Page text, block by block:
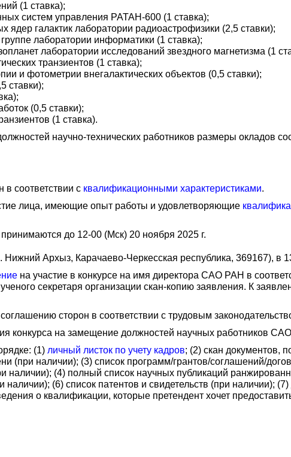
(1 ставка);
систем управления РАТАН-600 (1 ставка);
ядер галактик лаборатории радиоастрофизики (2,5 ставки);
лаборатории информатики (1 ставка);
лаборатории исследований звездного магнетизма (1
транзиентов (1 ставка);
и фотометрии внегалактических объектов (0,5 ставки);
ставки);
(0,5 ставки);
(1 ставка).
научно-технических работников размеры окладов
соответствии с квалификационными характеристиками.
лица, имеющие опыт работы и удовлетворяющие
до 12-00 (Мск) 20 ноября 2025 г.
Архыз, Карачаево-Черкесская республика, 369167), в
на участие в конкурсе на имя директора САО РАН в
секретаря организации скан-копию заявления. К
сторон в соответствии с трудовым
конкурса на замещение должностей научных работников
(1) личный листок по учету кадров; (2) скан документов,
(при наличии); (3) список программ/грантов/соглашений/
наличии); (4) полный список научных публикаций
(6) список патентов и свидетельств (при наличии);
о квалификации, которые претендент хочет